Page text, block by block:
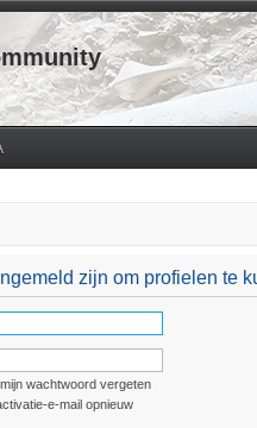
zijn om profielen te
wachtwoord vergeten
e-mail opnieuw